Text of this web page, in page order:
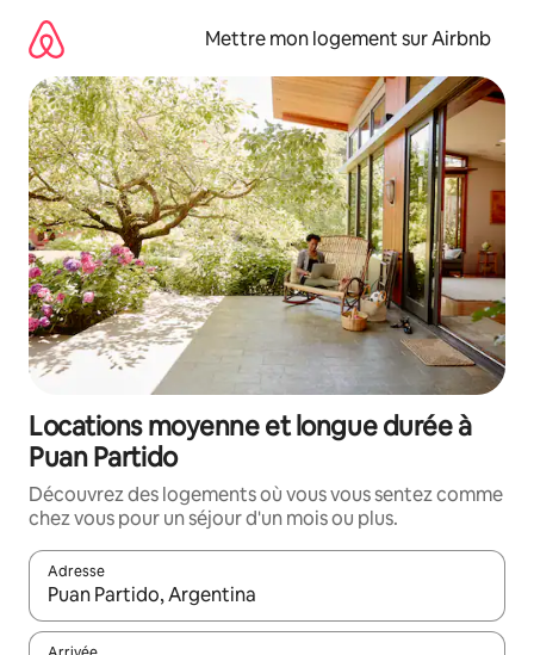
directement
contenu
Mettre mon logement sur Airbnb
Locations moyenne et longue durée à
Puan Partido
Découvrez des logements où vous vous sentez comme
chez vous pour un séjour d'un mois ou plus.
Adresse
Lorsque les résultats s'affichent, utilisez les flèches vers le